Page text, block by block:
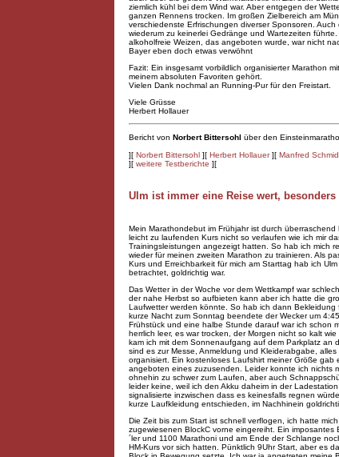
ziemlich kühl bei dem Wind war. Aber entgegen der
ganzen Rennens trocken. Im großen Zielbereich am
verschiedenste Erfrischungen diverser Sponsoren.
wiederum zu keinerlei Gedränge und Wartezeiten
alkoholfreie Weizen, das angeboten wurde, war nicht
Bayer eben doch etwas verwöhnt
Fazit: Ein insgesamt vorbildlich organisierter Marathon
meinem absoluten Favoriten gehört.
Vielen Dank nochmal an Running-Pur für den Freistart.
Viele Grüsse
Herbert Hollauer
Bericht von Norbert Bittersohl über den
][ Norbert Bittersohl ][ Herbert Hollauer][ Manfred Schmid
][ weitere Testberichte ][
Ulm ist immer eine Reise wert,
Mein Marathondebut im Frühjahr ist durch
leicht zu laufenden Kurs nicht so verlaufen wie ich mir
Trainingsleistungen angezeigt hatten. So hab ich mich
wieder für meinen zweiten Marathon zu trainieren. Als
Kurs und Erreichbarkeit für mich am Starttag hab ich
betrachtet, goldrichtig war.
Das Wetter in der Woche vor dem Wettkampf war
der nahe Herbst so aufbieten kann aber ich hatte die
Laufwetter werden könnte. So hab ich dann
kurze Nacht zum Sonntag beendete der Wecker um
Frühstück und eine halbe Stunde darauf war ich schon
herrlich leer, es war trocken, der Morgen nicht so kalt
kam ich mit dem Sonnenaufgang auf dem Parkplatz an
sind es zur Messe, Anmeldung und Kleiderabgabe,
organisiert. Ein kostenloses Laufshirt meiner Größe gab
angeboten eines zuzusenden. Leider konnte ich nichts
ohnehin zu schwer zum Laufen, aber auch
leider keine, weil ich den Akku daheim in der
signalisierte inzwischen dass es keinesfalls regnen
kurze Laufkleidung entschieden, im Nachhinein
Die Zeit bis zum Start ist schnell verflogen, ich hatte
zugewiesenen BlockC vorne eingereiht. Ein imposantes
´ler und 1100 Marathoni und am Ende der Schlange
HM-Kurs vor sich hatten. Pünktlich 9Uhr Start, aber es